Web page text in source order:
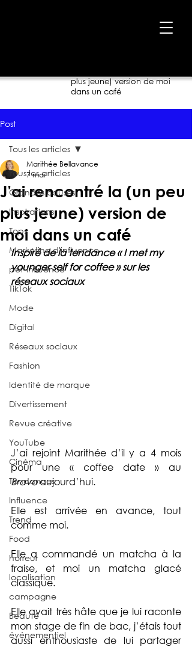
plus jeune) version de moi
dans un café
Post
Tous les articles
Grandes causes
Inspirations
Tops
Marketing d'influence
pet-influence
TikTok
Mode
Digital
Réseaux sociaux
Fashion
Identité de marque
Divertissement
Revue créative
YouTube
Cinéma
Tendances
Influence
Trend
Food
horreur
localisation
campagne
Beauté
événementiel
Tous les articles
J’ai rencontré la (un peu
plus jeune) version de
moi dans un café
Marithée Bellavance
7 mai
Inspiré de la tendance « I met my
younger self for coffee » sur les
réseaux sociaux
J’ai rejoint Marithée d’il y a 4 mois
Bravo aujourd’hui.
Elle est arrivée en avance, tout
comme moi.
Elle a commandé un matcha à la
fraise, et moi un matcha glacé
classique.
Elle avait très hâte que je lui raconte
mon stage de fin de bac, j’étais tout
aussi enthousiaste de lui partager